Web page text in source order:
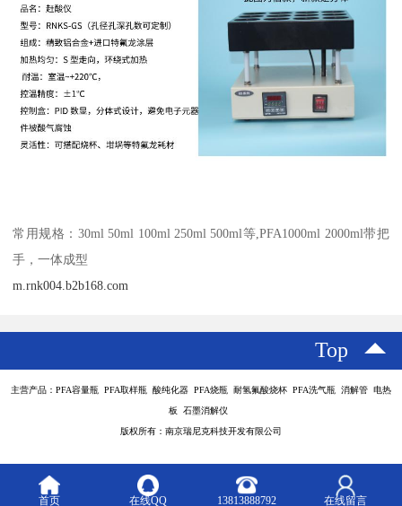
常用规格：30ml 50ml 100ml 250ml 500ml等,PFA1000ml 2000ml带把
手，一体成型
m.rnk004.b2b168.com
Top
主营产品：PFA容量瓶 PFA取样瓶 酸纯化器 PFA烧瓶 耐氢氟酸烧杯 PFA洗气瓶 消解管 电热
板 石墨消解仪
版权所有：南京瑞尼克科技开发有限公司
首页 在线QQ 13813888792 在线留言